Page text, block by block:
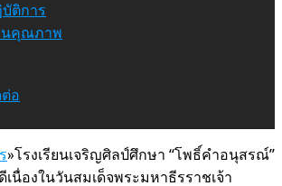
ติการ
นคุณภาพ
อ
»โรงเรียนเจริญศิลป์ศึกษา “โพธิ์คำอนุสรณ์”
นื่องในวันสมเด็จพระมหาธีรราชเจ้า